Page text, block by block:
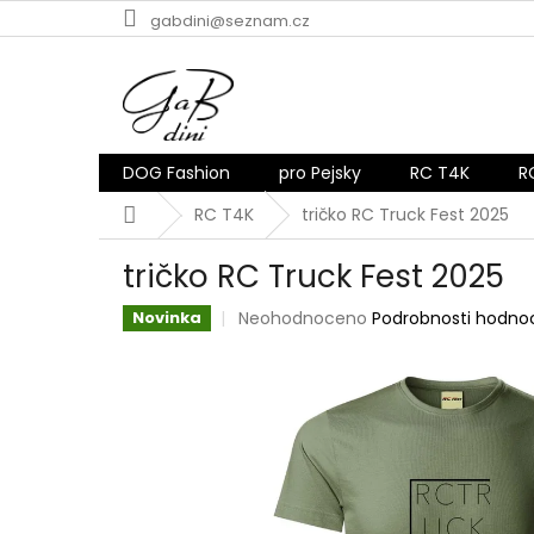
na
gabdini@seznam.cz
DOG Fashion pro Pejsky RC T4K
DomůRC T4K tričko RC Truck Fest 2025
tričko RC Truck Fest 2025
Novinka
Průměrné
hvězdiček.
Neohodnoceno Podrobnosti